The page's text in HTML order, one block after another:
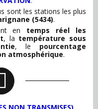
sont les stations les plus
(5434).
en temps réel les
, la température sous
, le pourcentage
atmosphérique.